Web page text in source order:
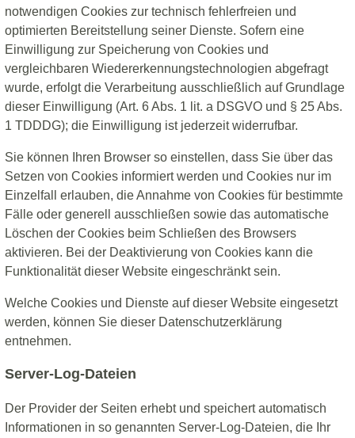
notwendigen Cookies zur technisch fehlerfreien und
optimierten Bereitstellung seiner Dienste. Sofern eine
Einwilligung zur Speicherung von Cookies und
vergleichbaren Wiedererkennungstechnologien abgefragt
wurde, erfolgt die Verarbeitung ausschließlich auf Grundlage
dieser Einwilligung (Art. 6 Abs. 1 lit. a DSGVO und § 25 Abs.
1 TDDDG); die Einwilligung ist jederzeit widerrufbar.
Sie können Ihren Browser so einstellen, dass Sie über das
Setzen von Cookies informiert werden und Cookies nur im
Einzelfall erlauben, die Annahme von Cookies für bestimmte
Fälle oder generell ausschließen sowie das automatische
Löschen der Cookies beim Schließen des Browsers
aktivieren. Bei der Deaktivierung von Cookies kann die
Funktionalität dieser Website eingeschränkt sein.
Welche Cookies und Dienste auf dieser Website eingesetzt
werden, können Sie dieser Datenschutzerklärung
entnehmen.
Server-Log-Dateien
Der Provider der Seiten erhebt und speichert automatisch
Informationen in so genannten Server-Log-Dateien, die Ihr